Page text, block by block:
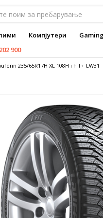
Компјутери
900
235/65R17H XL 108H i FIT+ LW31